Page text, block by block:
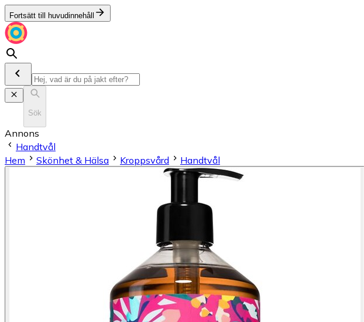
Fortsätt till huvudinnehåll
Sök
Annons
Handtvål
Hem
Skönhet & Hälsa Kroppsvård Handtvål